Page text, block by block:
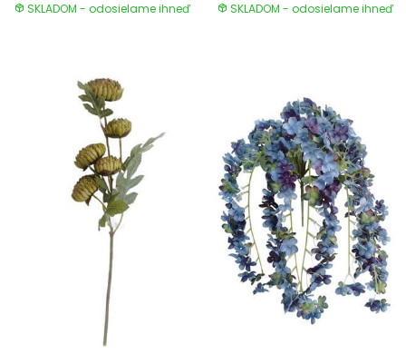
SKLADOM - odosielame ihneď SKLADOM - odosielame ihneď